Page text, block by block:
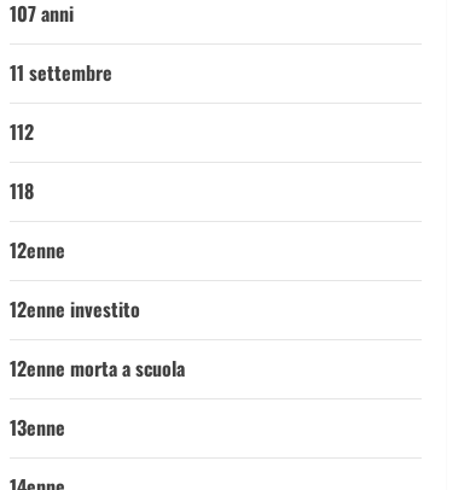
107 anni
11 settembre
112
118
12enne
12enne investito
12enne morta a scuola
13enne